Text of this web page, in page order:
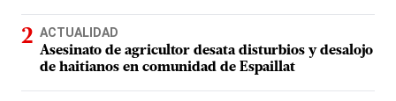
ACTUALIDAD
Asesinato de agricultor desata disturbios y desalojo
de haitianos en comunidad de Espaillat